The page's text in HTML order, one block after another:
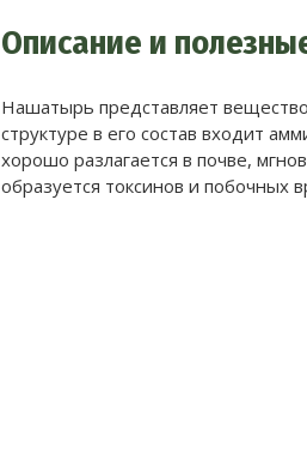
Описание и
Нашатырь представляет
структуре в его состав входит
хорошо разлагается в почве,
образуется токсинов и побочных